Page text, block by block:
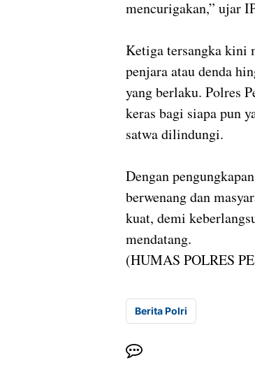
mencurigakan,” ujar
Ketiga tersangka kini
penjara atau denda
yang berlaku. Polres
keras bagi siapa pun
satwa dilindungi.
Dengan
berwenang dan
kuat, demi
mendatang.
(HUMAS POLRES
Berita Polri